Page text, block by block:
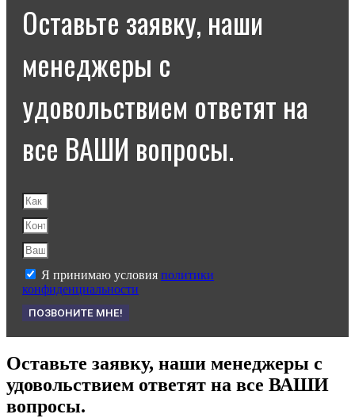
Оставьте заявку, наши
менеджеры с
удовольствием ответят на
все ВАШИ вопросы.
Я принимаю условия политики
конфиденциальности
ПОЗВОНИТЕ МНЕ!
Оставьте заявку, наши менеджеры с
удовольствием ответят на все ВАШИ
вопросы.